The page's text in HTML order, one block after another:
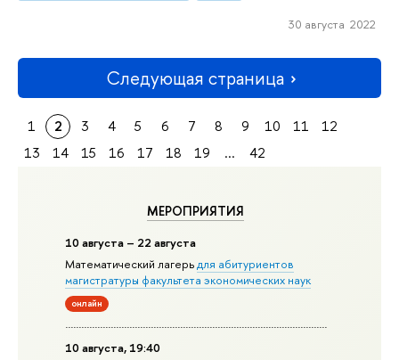
МЕРОПРИЯТИЯ
10 августа – 22 августа
Математический лагерьдля абитуриентов
магистратуры факультета экономических наук
онлайн
10 августа, 19:40
30 августа 2022
Следующая страница
1 2 3 4 5 6 7 8 9 10 11
12
13
14 15 16 17 18 19 ... 42